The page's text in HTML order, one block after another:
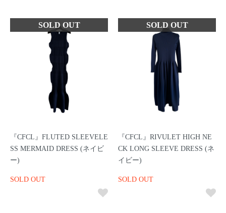
『CFCL』FLUTED SLEEVELE
SS MERMAID DRESS (ネイビ
ー)
SOLD OUT
『CFCL』RIVULET HIGH NE
CK LONG SLEEVE DRESS (ネ
イビー)
SOLD OUT